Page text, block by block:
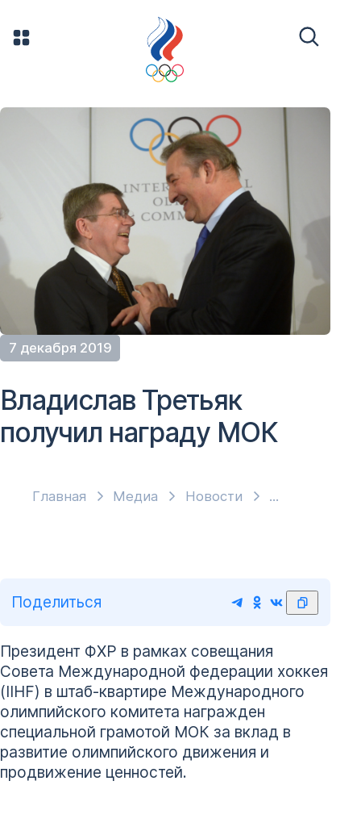
7 декабря 2019
Главная Медиа Новости
Владислав Третьяк
получил награду МОК
Поделиться
Президент ФХР в рамках совещания
Совета Международной федерации хоккея
(IIHF) в штаб-квартире Международного
олимпийского комитета награжден
специальной грамотой МОК за вклад в
развитие олимпийского движения и
продвижение ценностей.